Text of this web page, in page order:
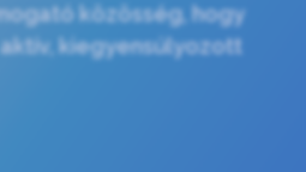
közösség, hogy
kiegyensúlyozott